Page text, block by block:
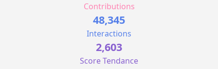
Contributions
48,345
Interactions
2,603
Score Tendance